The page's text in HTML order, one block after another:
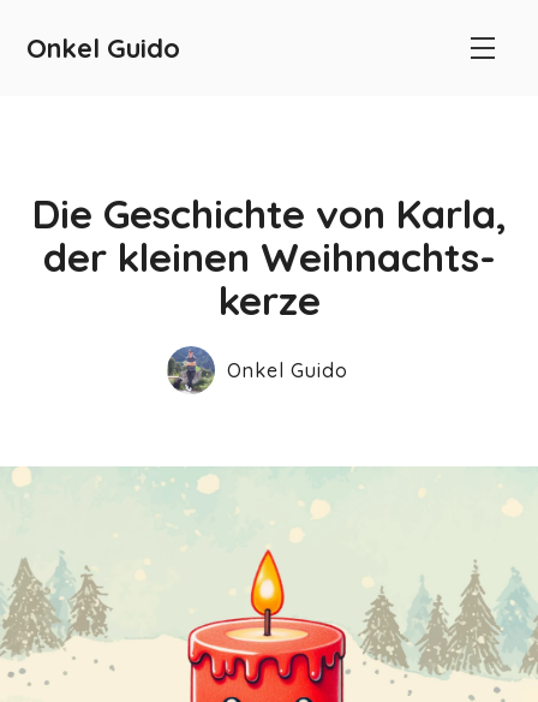
Onkel Guido
Die Geschichte von Karla,
der kleinen Weihnachts­
kerze
Onkel Guido